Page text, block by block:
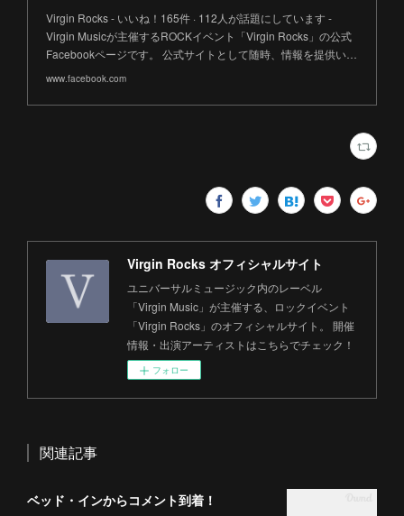
Virgin Rocks - いいね！165件 · 112人が話題にしています -
Virgin Musicが主催するROCKイベント「Virgin Rocks」の公式
Facebookページです。 公式サイトとして随時、情報を提供い…
www.facebook.com
Virgin Rocks オフィシャルサイト
ユニバーサルミュージック内のレーベル
「Virgin Music」が主催する、ロックイベント
「Virgin Rocks」のオフィシャルサイト。 開催
情報・出演アーティストはこちらでチェック！
フォロー
関連記事
ベッド・インからコメント到着！